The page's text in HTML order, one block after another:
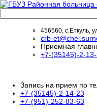
456560, с.Еткуль,
crb-
Приемная
+7-(35145)-2-
Запись на прием по
+7-(35145)-2-14-23
+7-(951)-252-83-63